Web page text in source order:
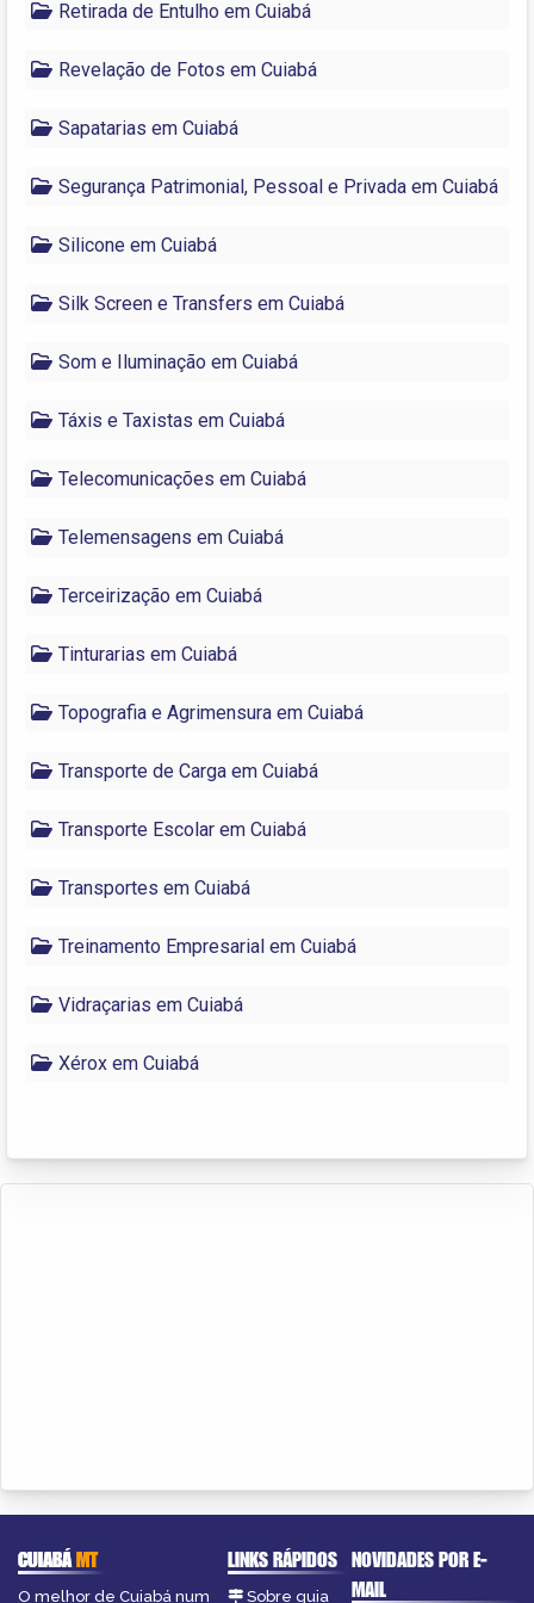
Retirada de Entulho em Cuiabá
Revelação de Fotos em Cuiabá
Sapatarias em Cuiabá
Segurança Patrimonial, Pessoal e Privada em Cuiabá
Silicone em Cuiabá
Silk Screen e Transfers em Cuiabá
Som e Iluminação em Cuiabá
Táxis e Taxistas em Cuiabá
Telecomunicações em Cuiabá
Telemensagens em Cuiabá
Terceirização em Cuiabá
Tinturarias em Cuiabá
Topografia e Agrimensura em Cuiabá
Transporte de Carga em Cuiabá
Transporte Escolar em Cuiabá
Transportes em Cuiabá
Treinamento Empresarial em Cuiabá
Vidraçarias em Cuiabá
Xérox em Cuiabá
CUIABÁMT
O melhor de Cuiabá num
LINKS RÁPIDOS
Sobre guia
NOVIDADES POR E-
MAIL